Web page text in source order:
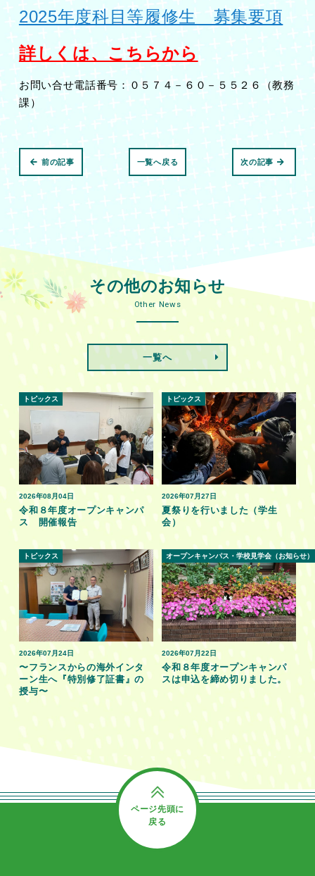
2025年度科目等履修生 募集要項
詳しくは、こちらから
お問い合せ電話番号：０５７４－６０－５５２６（教務
課）
次の記事
一覧へ戻る
前の記事
その他のお知らせ
Other News
一覧へ
2026年08月04日
トピックス
令和８年度オープンキャンパ
ス 開催報告
2026年07月27日
トピックス
夏祭りを行いました（学生
会）
2026年07月24日
トピックス
〜フランスからの海外インタ
ーン生へ『特別修了証書』の
授与〜
2026年07月22日
オープンキャンパス・学校見学会（お知らせ）
令和８年度オープンキャンパ
スは申込を締め切りました。
ページ先頭に
戻る